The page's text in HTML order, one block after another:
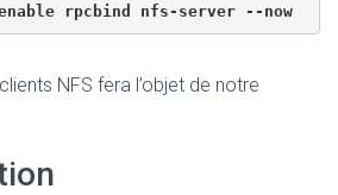
rpcbind nfs-server --now
NFS fera l’objet de notre